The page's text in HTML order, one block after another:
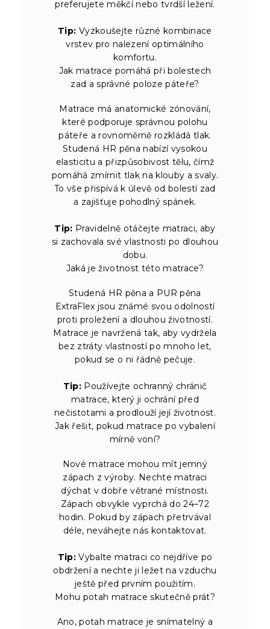
preferujete měkčí nebo tvrdší ležení.
Tip: Vyzkoušejte různé kombinace
vrstev pro nalezení optimálního
komfortu.
Jak matrace pomáhá při bolestech
zad a správné poloze páteře?
Matrace má anatomické zónování,
které podporuje správnou polohu
páteře a rovnoměrně rozkládá tlak.
Studená HR pěna nabízí vysokou
elasticitu a přizpůsobivost tělu, čímž
pomáhá zmírnit tlak na klouby a svaly.
To vše přispívá k úlevě od bolestí zad
a zajišťuje pohodlný spánek.
Tip: Pravidelně otáčejte matraci, aby
si zachovala své vlastnosti po dlouhou
dobu.
Jaká je životnost této matrace?
Studená HR pěna a PUR pěna
ExtraFlex jsou známé svou odolností
proti proležení a dlouhou životností.
Matrace je navržená tak, aby vydržela
bez ztráty vlastností po mnoho let,
pokud se o ni řádně pečuje.
Tip: Používejte ochranný chránič
matrace, který ji ochrání před
nečistotami a prodlouží její životnost.
Jak řešit, pokud matrace po vybalení
mírně voní?
Nové matrace mohou mít jemný
zápach z výroby. Nechte matraci
dýchat v dobře větrané místnosti.
Zápach obvykle vyprchá do 24–72
hodin. Pokud by zápach přetrvával
déle, neváhejte nás kontaktovat.
Tip: Vybalte matraci co nejdříve po
obdržení a nechte ji ležet na vzduchu
ještě před prvním použitím.
Mohu potah matrace skutečně prát?
Ano, potah matrace je snímatelný a